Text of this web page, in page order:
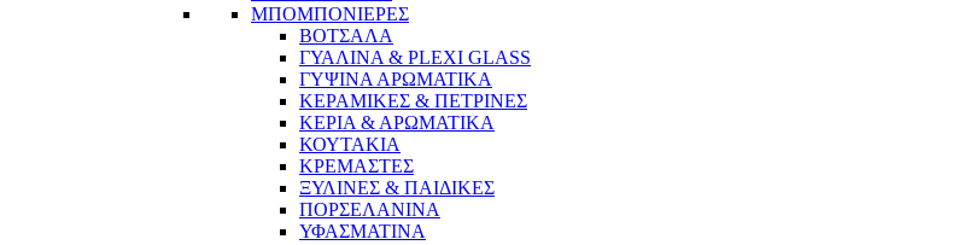
ΜΠΟΜΠΟΝΙΕΡΕΣ
ΒΟΤΣΑΛΑ
ΓΥΑΛΙΝΑ & PLEXI GLASS
ΓΥΨΙΝΑ ΑΡΩΜΑΤΙΚΑ
ΚΕΡΑΜΙΚΕΣ & ΠΕΤΡΙΝΕΣ
ΚΕΡΙΑ & ΑΡΩΜΑΤΙΚΑ
ΚΟΥΤΑΚΙΑ
ΚΡΕΜΑΣΤΕΣ
ΞΥΛΙΝΕΣ & ΠΑΙΔΙΚΕΣ
ΠΟΡΣΕΛΑΝΙΝΑ
ΥΦΑΣΜΑΤΙΝA